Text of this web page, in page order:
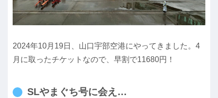
2024年10月19日、山口宇部空港にやってきました。4
月に取ったチケットなので、早割で11680円！
SLやまぐち号に会え…